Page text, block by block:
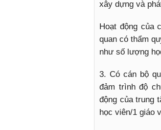
xây dựng và
Hoạt động của
quan có thẩm
như số lượng
3. Có cán bộ
đảm trình độ
động của trung
học viên/1 giáo